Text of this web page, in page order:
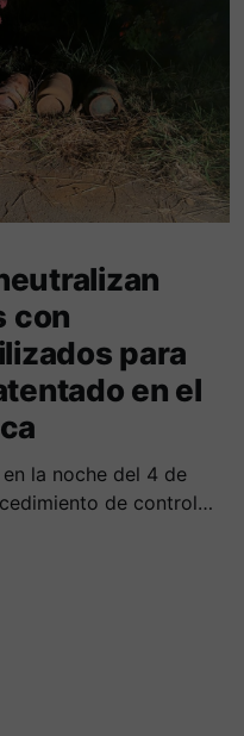
con
para
en el
la noche del 4 de
de control